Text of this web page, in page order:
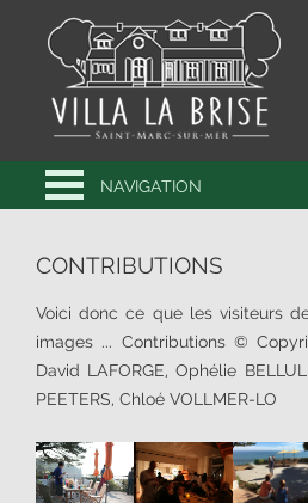
NAVIGATION
CONTRIBUTIONS
Voici donc ce que les visiteurs
images ... Contributions ©
David LAFORGE, Ophélie
PEETERS, Chloé VOLLMER-LO